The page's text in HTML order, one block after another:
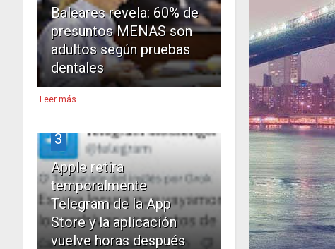
Baleares revela: 60% de
presuntos MENAS son
adultos según pruebas
dentales
Leer más
3
Apple retira
temporalmente
Telegram de la App
Store y la aplicación
vuelve horas después